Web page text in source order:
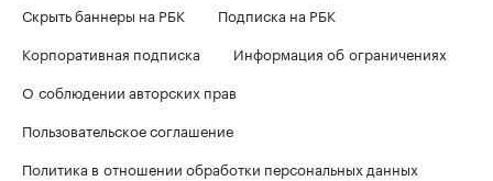
Скрыть баннеры на РБК
Подписка на РБК
Корпоративная подписка
Информация об ограничениях
О соблюдении авторских прав
Пользовательское соглашение
Политика в отношении обработки персональных данных